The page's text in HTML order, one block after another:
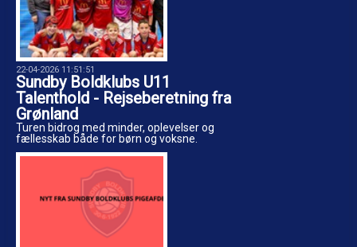
22-04-2026 11:51:51
Sundby Boldklubs U11
Talenthold - Rejseberetning fra
Grønland
Turen bidrog med minder, oplevelser og
fællesskab både for børn og voksne.